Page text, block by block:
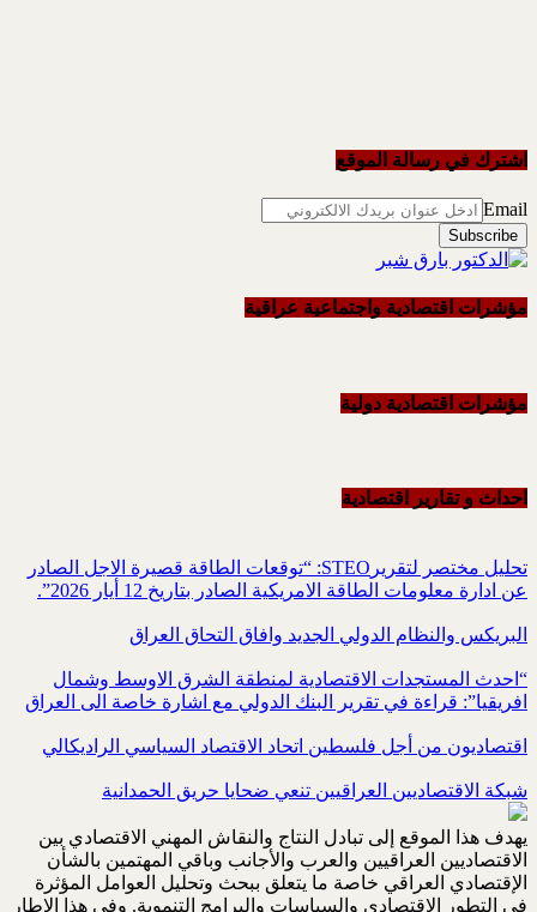
اشترك في رسالة الموقع
Email
مؤشرات اقتصادية واجتماعية عراقية
مؤشرات اقتصادية دولية
احداث و تقاریر اقتصادیة
تحليل مختصر لتقريرSTEO‏: “توقعات الطاقة قصيرة الاجل الصادر
عن ادارة معلومات الطاقة الامريكية ‏الصادر بتاريخ 12 أيار 2026”.‏
البريكس والنظام الدولي الجديد وافاق التحاق العراق
“احدث المستجدات الاقتصادية لمنطقة الشرق الاوسط وشمال
افريقيا”: قراءة في تقرير البنك الدولي مع اشارة خاصة الى العراق
اقتصاديون من أجل فلسطين اتحاد الاقتصاد السياسي الراديكالي
شبكة الاقتصاديين العراقيين تنعي ضحايا حريق الحمدانية
يهدف هذا الموقع إلى تبادل النتاج والنقاش المهني الاقتصادي بين
الاقتصاديين العراقيين والعرب والأجانب وباقي المهتمين بالشأن
الإقتصادي العراقي خاصة ما يتعلق ببحث وتحليل العوامل المؤثرة
في التطور الاقتصادي والسياسات والبرامج التنموية. وفي هذا الإطار